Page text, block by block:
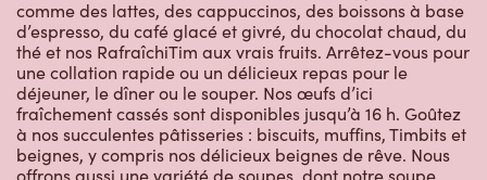
comme des lattes, des cappuccinos, des boissons à base
d’espresso, du café glacé et givré, du chocolat chaud, du
thé et nos RafraîchiTim aux vrais fruits. Arrêtez-vous pour
une collation rapide ou un délicieux repas pour le
déjeuner, le dîner ou le souper. Nos œufs d’ici
fraîchement cassés sont disponibles jusqu’à 16 h. Goûtez
à nos succulentes pâtisseries : biscuits, muffins, Timbits et
beignes, y compris nos délicieux beignes de rêve. Nous
offrons aussi une variété de soupes, dont notre soupe